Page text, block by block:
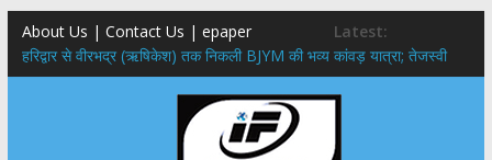
About Us | Contact Us | epaper
Latest:
​हरिद्वार से वीरभद्र (ऋषिकेश) तक निकली BJYM की भव्य कांवड़ यात्रा; तेजस्वी
सूर्या ने की देश व प्रदेशवासियों के कल्याण की कामना
नंदा की चौकी पुल हादसा: PWD के EE, AE और JE निलंबित, सीएम धामी के निर्देश
मुख्यमंत्री ने 9 लाख 87 हजार17 पेंशन लाभार्थियों को कुल 146 करोड़ 32 लाख